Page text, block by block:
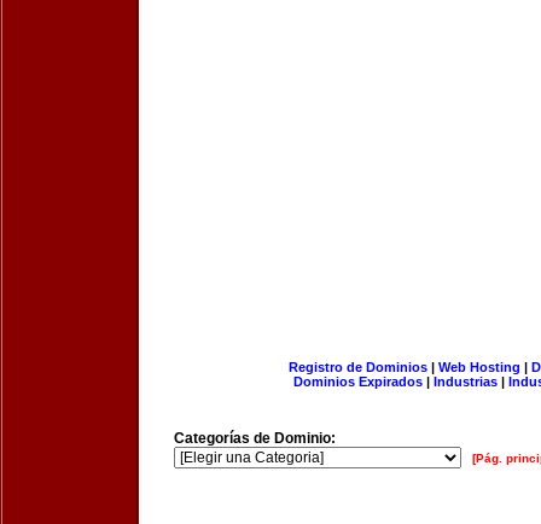
Registro de Dominios| Web Hosting |
Dominios Expirados | Industrias |
Categorías de Dominio:
[Pág.